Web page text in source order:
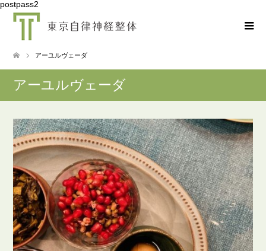
postpass2
アーユルヴェーダ
アーユルヴェーダ